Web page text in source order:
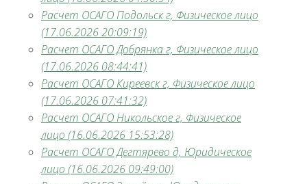
Расчет ОСАГО Подольск г, Физическое лицо
(17.06.2026 20:09:19)
Расчет ОСАГО Добрянка г, Физическое лицо
(17.06.2026 08:44:41)
Расчет ОСАГО Киреевск г, Физическое лицо
(17.06.2026 07:41:32)
Расчет ОСАГО Никольское г, Физическое
лицо (16.06.2026 15:53:28)
Расчет ОСАГО Дегтярево д, Юридическое
лицо (16.06.2026 09:49:00)